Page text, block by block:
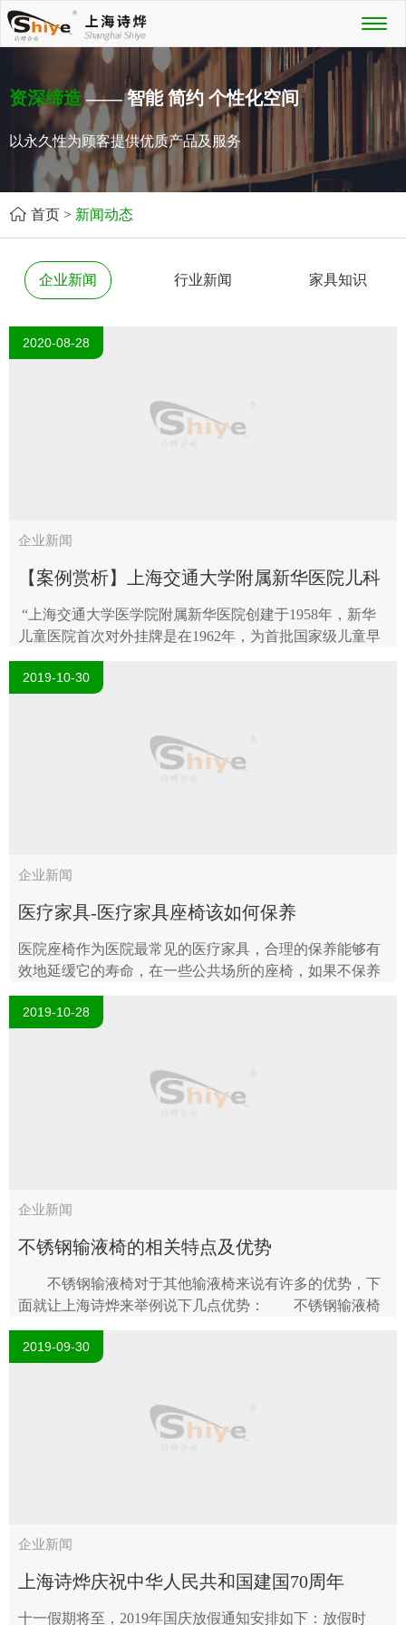
资深缔造—— 智能 简约 个性化空间
以永久性为顾客提供优质产品及服务
首页 > 新闻动态
企业新闻 行业新闻 家具知识
2020-08-28
企业新闻
【案例赏析】上海交通大学附属新华医院儿科
综合楼
“上海交通大学医学院附属新华医院创建于1958年，新华
儿童医院首次对外挂牌是在1962年，为首批国家级儿童早
期发展示范基地。新投入使用的新华医院儿科综合楼项目
是上海重大建设项目，总面..
2019-10-30
企业新闻
医疗家具-医疗家具座椅该如何保养
医院座椅作为医院最常见的医疗家具，合理的保养能够有
效地延缓它的寿命，在一些公共场所的座椅，如果不保养
容易出现脱漆等现象，更严重的会出现裂痕等。为了防止
这些现象的产生，上海诗烨医疗家..
2019-10-28
企业新闻
不锈钢输液椅的相关特点及优势
不锈钢输液椅对于其他输液椅来说有许多的优势，下
面就让上海诗烨来举例说下几点优势： 不锈钢输液椅
的共性，耐腐蚀和不生锈。 看上去美观大方、简约时
尚。 不容易产生污垢、不容易..
2019-09-30
企业新闻
上海诗烨庆祝中华人民共和国建国70周年
十一假期将至，2019年国庆放假通知安排如下：放假时